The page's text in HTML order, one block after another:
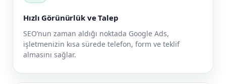
Hızlı Görünürlük ve Talep
SEO’nun zaman aldığı noktada Google Ads,
işletmenizin kısa sürede telefon, form ve teklif
almasını sağlar.